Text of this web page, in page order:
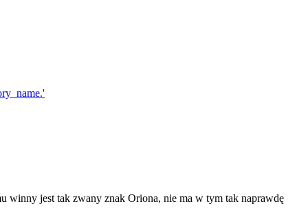
winny jest tak zwany znak Oriona, nie ma w tym tak naprawdę